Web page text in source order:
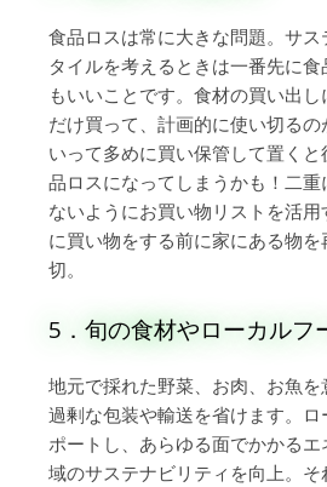
食品ロスは常に大きな問題。サ
タイルを考えるときは一番先に
もいいことです。食材の買い出
だけ買って、計画的に使い切るの
いって多めに買い保管して置く
品ロスになってしまうかも！二
ないようにお買い物リストを活
に買い物をする前に家にある物
切。
5．旬の食材やローカルフ
地元で採れた野菜、お肉、お魚
過剰な包装や輸送を省けます。
ポートし、あらゆる面でかかる
域のサステナビリティを向上。そ